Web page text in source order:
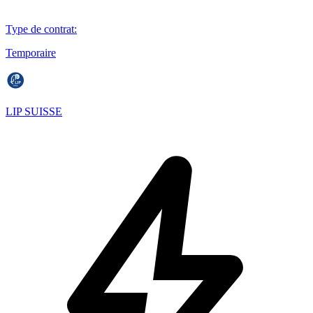
Type de contrat:
Temporaire
LIP SUISSE